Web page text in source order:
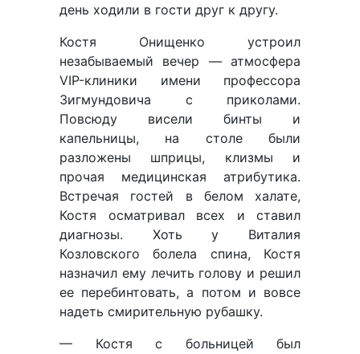
день ходили в гости друг к другу.
Костя Онищенко устроил
незабываемый вечер — атмосфера
VIP-клиники имени профессора
Зигмундовича с приколами.
Повсюду висели бинты и
капельницы, на столе были
разложены шприцы, клизмы и
прочая медицинская атрибутика.
Встречая гостей в белом халате,
Костя осматривал всех и ставил
диагнозы. Хоть у Виталия
Козловского болела спина, Костя
назначил ему лечить голову и решил
ее перебинтовать, а потом и вовсе
надеть смирительную рубашку.
— Костя с больницей был